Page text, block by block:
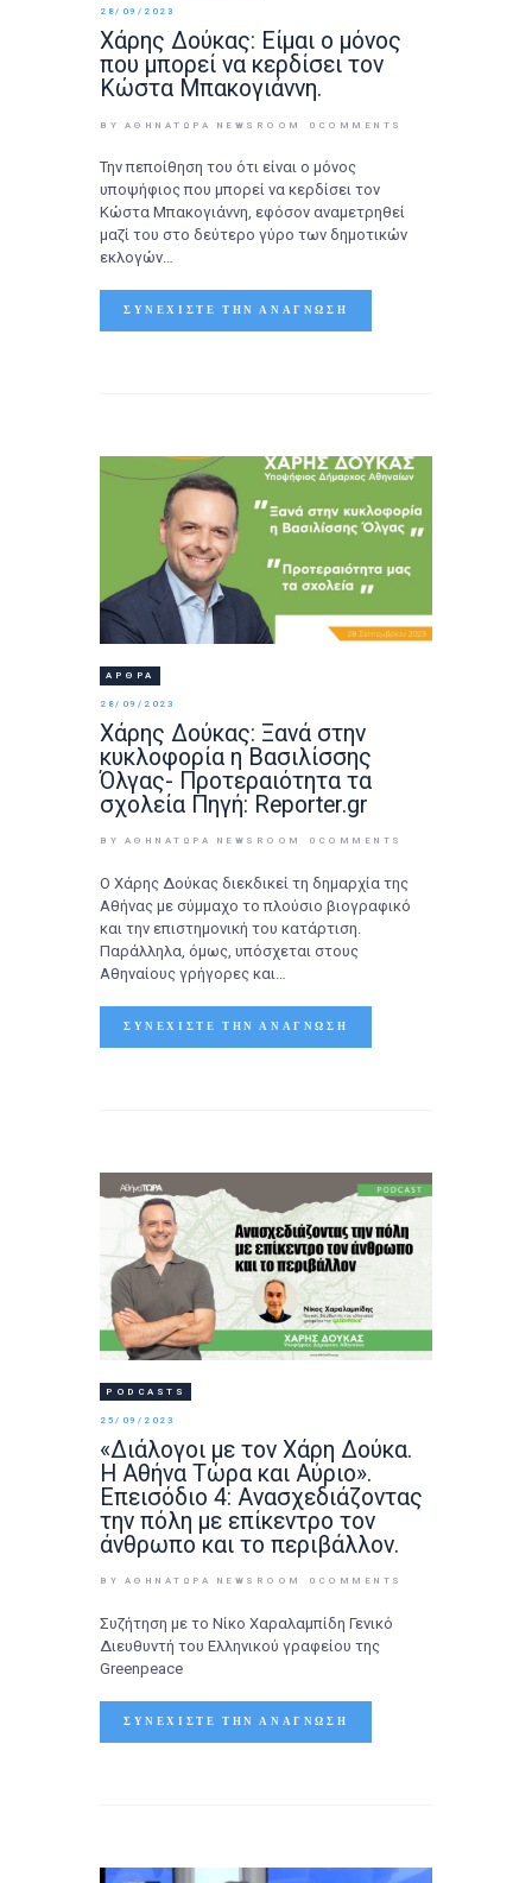
28/09/2023
Χάρης Δούκας: Είμαι ο μόνος
που μπορεί να κερδίσει τον
Κώστα Μπακογιάννη.
BY ΑΘΉΝΑΤΩΡΑ NEWSROOM 0 COMMENTS
Την πεποίθηση του ότι είναι ο μόνος
υποψήφιος που μπορεί να κερδίσει τον
Κώστα Μπακογιάννη, εφόσον αναμετρηθεί
μαζί του στο δεύτερο γύρο των δημοτικών
εκλογών…
ΣΥΝΕΧΊΣΤΕ ΤΗΝ ΑΝΆΓΝΩΣΗ
ΆΡΘΡΑ
28/09/2023
Xάρης Δούκας: Ξανά στην
κυκλοφορία η Βασιλίσσης
Όλγας- Προτεραιότητα τα
σχολεία Πηγή: Reporter.gr
BY ΑΘΉΝΑΤΩΡΑ NEWSROOM 0 COMMENTS
Ο Χάρης Δούκας διεκδικεί τη δημαρχία της
Αθήνας με σύμμαχο το πλούσιο βιογραφικό
και την επιστημονική του κατάρτιση.
Παράλληλα, όμως, υπόσχεται στους
Αθηναίους γρήγορες και…
ΣΥΝΕΧΊΣΤΕ ΤΗΝ ΑΝΆΓΝΩΣΗ
PODCASTS
25/09/2023
«Διάλογοι με τον Χάρη Δούκα.
Η Αθήνα Τώρα και Αύριο».
Επεισόδιο 4: Ανασχεδιάζοντας
την πόλη με επίκεντρο τον
άνθρωπο και το περιβάλλον.
BY ΑΘΉΝΑΤΩΡΑ NEWSROOM 0 COMMENTS
Συζήτηση με το Νίκο Χαραλαμπίδη Γενικό
Διευθυντή του Ελληνικού γραφείου της
Greenpeace
ΣΥΝΕΧΊΣΤΕ ΤΗΝ ΑΝΆΓΝΩΣΗ